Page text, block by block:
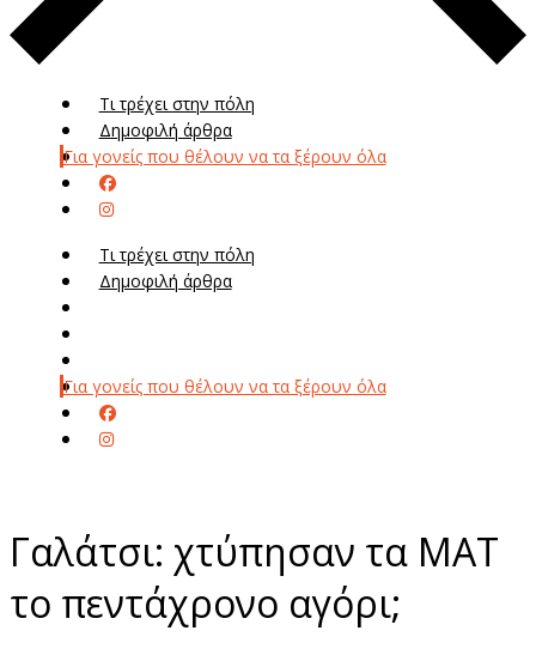
Τι τρέχει στην πόλη
Δημοφιλή άρθρα
Για γονείς που θέλουν να τα ξέρουν όλα
Τι τρέχει στην πόλη
Δημοφιλή άρθρα
Για γονείς που θέλουν να τα ξέρουν όλα
Γαλάτσι: χτύπησαν τα ΜΑΤ
το πεντάχρονο αγόρι;